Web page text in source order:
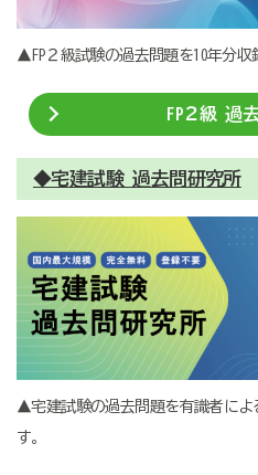
▲FP２級試験の過去問題を10年分収
FP２級 過
◆宅建試験 過去問研究所
▲宅建試験の過去問題を有識者によ
す。